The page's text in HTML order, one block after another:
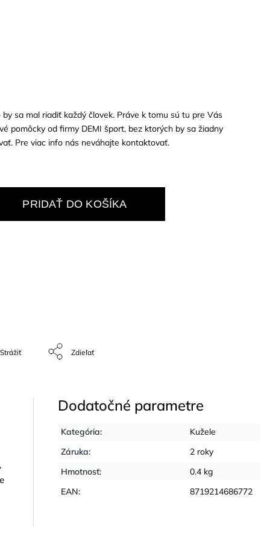
sa mal riadiť každý človek. Práve k tomu sú tu pre Vás
pomôcky od firmy DEMI šport, bez ktorých by sa žiadny
Pre viac info nás neváhajte kontaktovať.
PRIDAŤ DO KOŠÍKA
Strážiť Zdieľať
Dodatočné parametre
Kategória:
Kužele
Záruka:
2 roky
Hmotnosť:
0.4 kg
EAN: 8719214686772